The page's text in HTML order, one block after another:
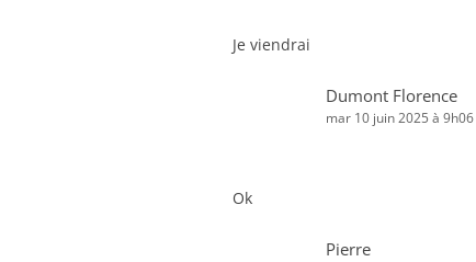
Je viendrai
Dumont Florence
mar 10 juin 2025 à 9h06
Ok
Pierre